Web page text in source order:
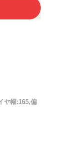
ヤ幅:165,偏